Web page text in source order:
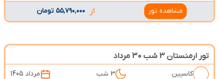
مشاهده تور از ۵۵٬۷۹۰٬۰۰۰ تومان
تور ارمنستان 3 شب 30 مرداد
کاسپین 3 شب مرداد 1405